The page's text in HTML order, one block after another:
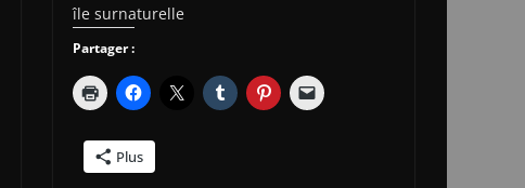
île surnaturelle
Partager :
Plus